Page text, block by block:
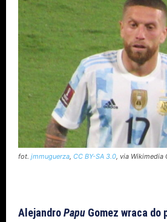
fot. jmmuguerza, CC BY-SA 3.0, via Wikimedia
AlejandroPapu Gomez wraca do